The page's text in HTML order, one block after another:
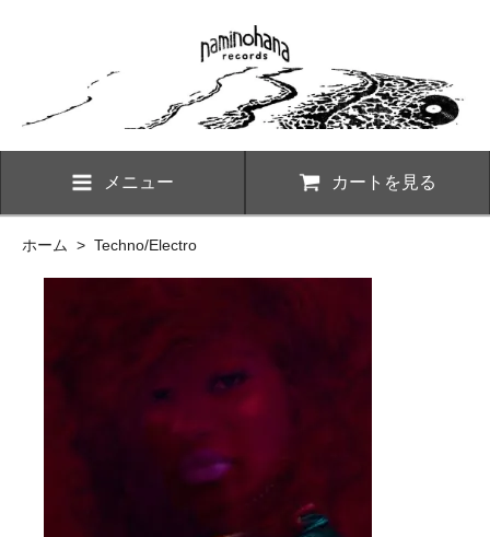
メニュー カートを見る
ホーム > Techno/Electro